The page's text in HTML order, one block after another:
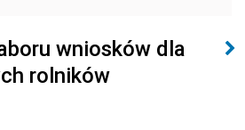
wniosków dla
rolników